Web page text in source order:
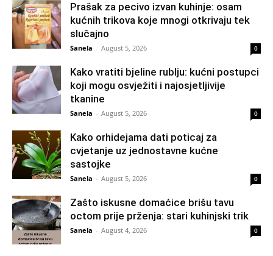
Prašak za pecivo izvan kuhinje: osam
kućnih trikova koje mnogi otkrivaju tek
slučajno
Sanela - August 5, 2026 0
Kako vratiti bjeline rublju: kućni postupci
koji mogu osvježiti i najosjetljivije
tkanine
Sanela - August 5, 2026 0
Kako orhidejama dati poticaj za
cvjetanje uz jednostavne kućne
sastojke
Sanela - August 5, 2026 0
Zašto iskusne domaćice brišu tavu
octom prije prženja: stari kuhinjski trik
Sanela - August 4, 2026 0